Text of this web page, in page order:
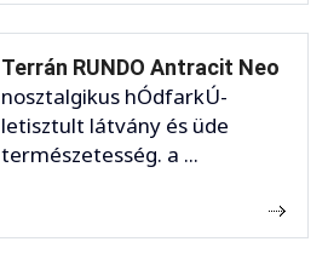
Terrán RUNDO Antracit Neo
nosztalgikus hÓdfarkÚ-
letisztult látvány és üde
természetesség. a ...